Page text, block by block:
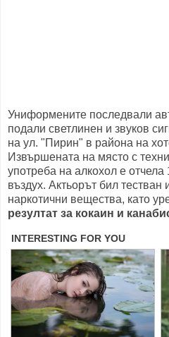
Униформените последвали
подали светлинен и звуков
на ул. "Пирин" в района на
Извършената на място с
употреба на алкохол е
въздух. Актьорът бил тестван
наркотични вещества, като
резултат за кокаин и